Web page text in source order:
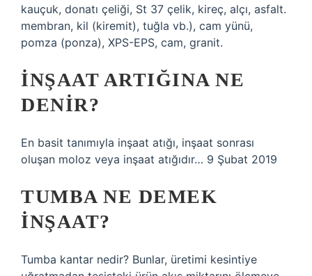
kauçuk, donatı çeliği, St 37 çelik, kireç, alçı, asfalt.
membran, kil (kiremit), tuğla vb.), cam yünü,
pomza (ponza), XPS-EPS, cam, granit.
İNŞAAT ARTIĞINA NE
DENIR?
En basit tanımıyla inşaat atığı, inşaat sonrası
oluşan moloz veya inşaat atığıdır… 9 Şubat 2019
TUMBA NE DEMEK
INŞAAT?
Tumba kantar nedir? Bunlar, üretimi kesintiye